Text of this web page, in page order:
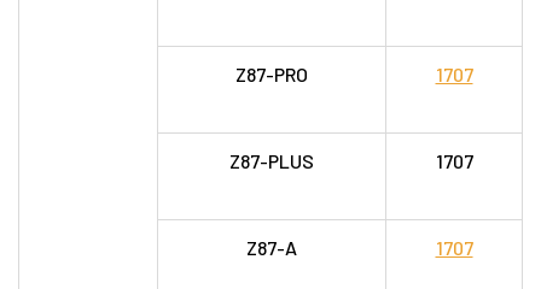
Z87-PRO 1707
Z87-PLUS 1707
Z87-A 1707